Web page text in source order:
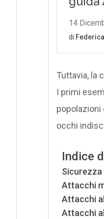
Tuttavia, la
I primi
popolazioni
occhi
Indice
Attacchi
Attacchi
Attacchi